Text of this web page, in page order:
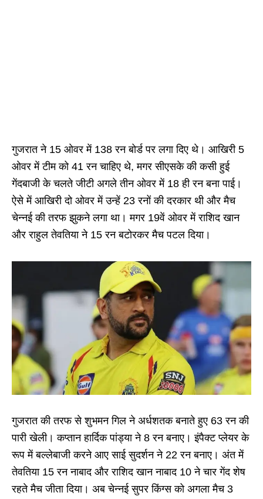
गुजरात ने 15 ओवर में 138 रन बोर्ड पर लगा दिए थे। आखिरी 5
ओवर में टीम को 41 रन चाहिए थे, मगर सीएसके की कसी हुई
गेंदबाजी के चलते जीटी अगले तीन ओवर में 18 ही रन बना पाई।
ऐसे में आखिरी दो ओवर में उन्हें 23 रनों की दरकार थी और मैच
चेन्नई की तरफ झुकने लगा था। मगर 19वें ओवर में राशिद खान
और राहुल तेवतिया ने 15 रन बटोरकर मैच पटल दिया।
गुजरात की तरफ से शुभमन गिल ने अर्धशतक बनाते हुए 63 रन की
पारी खेली। कप्तान हार्दिक पांड्या ने 8 रन बनाए। इंपैक्ट प्लेयर के
रूप में बल्लेबाजी करने आए साई सुदर्शन ने 22 रन बनाए। अंत में
तेवतिया 15 रन नाबाद और राशिद खान नाबाद 10 ने चार गेंद शेष
रहते मैच जीता दिया। अब चेन्नई सुपर किंग्स को अगला मैच 3